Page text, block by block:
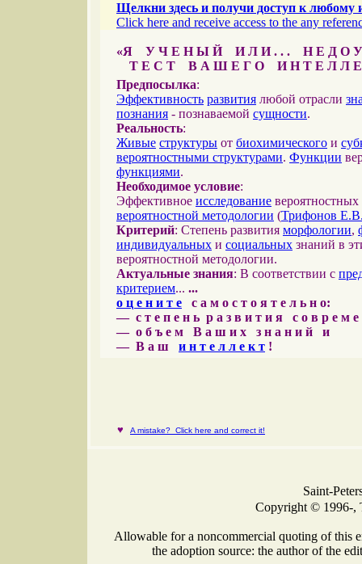
Щелкни здесь и получи доступ к любому
Click here and receive access to the any
«Я У Ч Е Н Ы Й И Л И . . . Н Е Д О У
Т Е С Т В А Ш Е Г О И Н Т Е Л Л Е
Предпосылка:
Эффективность развития любой отрасли
познания - познаваемой сущности.
Реальность:
Живые структуры от биохимического и
вероятностными структурами. Функции
функциями.
Необходимое условие:
Эффективное исследование
вероятностной методологии (Трифонов
Критерий: Степень развития морфологии,
индивидуальных и социальных знаний в
вероятностной методологии.
Актуальные знания: В соответствии с
критерием... ...
о ц е н и т е с а м о с т о я т е л ь н о:
— с т е п е н ь р а з в и т и я с о в р е м
— о б ъ е м В а ш и х з н а н и й и
— В а ш и н т е л л е к т !
♥ A mistake? Click here and correct it!
Saint-
Copyright © 1996-,
Allowable for a noncommercial quoting of this
the adoption source: the author of the